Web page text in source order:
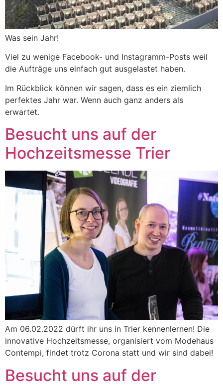
Was sein Jahr!
Viel zu wenige Facebook- und Instagramm-Posts weil
die Aufträge uns einfach gut ausgelastet haben.
Im Rückblick können wir sagen, dass es ein ziemlich
perfektes Jahr war. Wenn auch ganz anders als
erwartet.
Besucht uns auf der
Hochzeitsmesse Trier
Am 06.02.2022 dürft ihr uns in Trier kennenlernen! Die
innovative Hochzeitsmesse, organisiert vom Modehaus
Contempi, findet trotz Corona statt und wir sind dabei!
Besucht uns auf der